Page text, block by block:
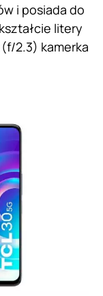
i posiada do
litery
(f/2.3) kamerka